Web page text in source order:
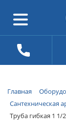
Главная
Сантехническая
Труба гибкая 1